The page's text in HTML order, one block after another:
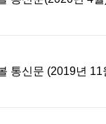
통신문 (2019년 11